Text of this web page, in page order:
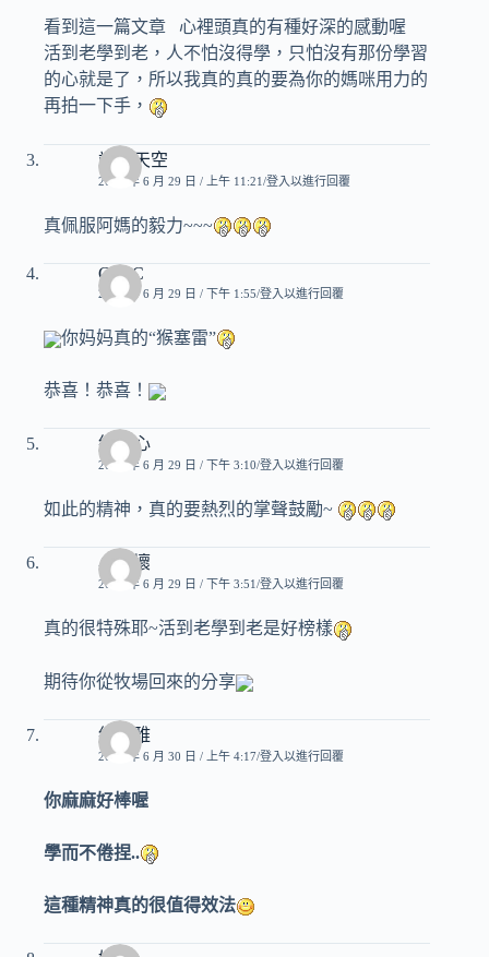
看到這一篇文章 心裡頭真的有種好深的感動喔
活到老學到老，人不怕沒得學，只怕沒有那份學習
的心就是了，所以我真的真的要為你的媽咪用力的
再拍一下手，
靖的天空
2007 年 6 月 29 日 / 上午 11:21 登入以進行回覆
真佩服阿媽的毅力~~~
C & C
2007 年 6 月 29 日 / 下午 1:55 登入以進行回覆
你妈妈真的“猴塞雷”
恭喜！恭喜！
紙之心
2007 年 6 月 29 日 / 下午 3:10 登入以進行回覆
如此的精神，真的要熱烈的掌聲鼓勵~
小壞壞
2007 年 6 月 29 日 / 下午 3:51 登入以進行回覆
真的很特殊耶~活到老學到老是好榜樣
期待你從牧場回來的分享
絲爾雅
2007 年 6 月 30 日 / 上午 4:17 登入以進行回覆
你麻麻好棒喔
學而不倦捏..
這種精神真的很值得效法